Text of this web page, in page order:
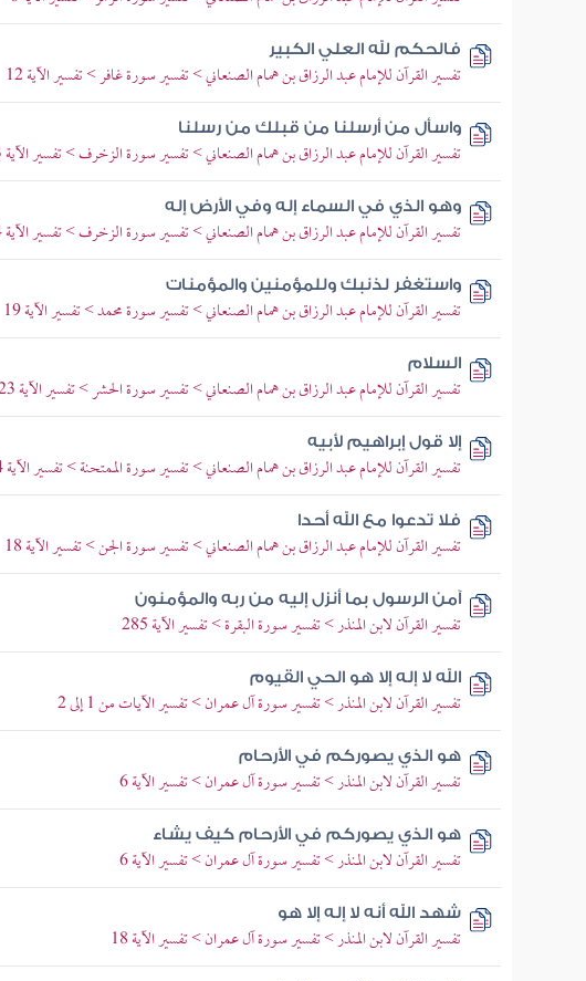
فالحكم لله العلي الكبير
تفسير القرآن للإمام عبد الرزاق بن همام الصنعاني > تفسير سورة غافر > تفسير الآية 12
واسأل من أرسلنا من قبلك من رسلنا
تفسير القرآن للإمام عبد الرزاق بن همام الصنعاني > تفسير سورة الزخرف > تفسير الآية 43
وهو الذي في السماء إله وفي الأرض إله
تفسير القرآن للإمام عبد الرزاق بن همام الصنعاني > تفسير سورة الزخرف > تفسير الآية 84
واستغفر لذنبك وللمؤمنين والمؤمنات
تفسير القرآن للإمام عبد الرزاق بن همام الصنعاني > تفسير سورة محمد > تفسير الآية 19
السلام
تفسير القرآن للإمام عبد الرزاق بن همام الصنعاني > تفسير سورة الحشر > تفسير الآية 23
إلا قول إبراهيم لأبيه
تفسير القرآن للإمام عبد الرزاق بن همام الصنعاني > تفسير سورة الممتحنة > تفسير الآية 4
فلا تدعوا مع الله أحدا
تفسير القرآن للإمام عبد الرزاق بن همام الصنعاني > تفسير سورة الجن > تفسير الآية 18
آمن الرسول بما أنزل إليه من ربه والمؤمنون
تفسير القرآن لابن المنذر > تفسير سورة البقرة > تفسير الآية 285
الله لا إله إلا هو الحي القيوم
تفسير القرآن لابن المنذر > تفسير سورة آل عمران > تفسير الآيات من 1 إلى 2
هو الذي يصوركم في الأرحام
تفسير القرآن لابن المنذر > تفسير سورة آل عمران > تفسير الآية 6
هو الذي يصوركم في الأرحام كيف يشاء
تفسير القرآن لابن المنذر > تفسير سورة آل عمران > تفسير الآية 6
شهد الله أنه لا إله إلا هو
تفسير القرآن لابن المنذر > تفسير سورة آل عمران > تفسير الآية 18